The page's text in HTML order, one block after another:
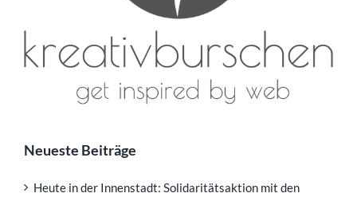
Neueste Beiträge
Heute in der Innenstadt: Solidaritätsaktion mit den